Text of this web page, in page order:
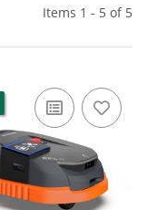
Items 1 - 5 of 5